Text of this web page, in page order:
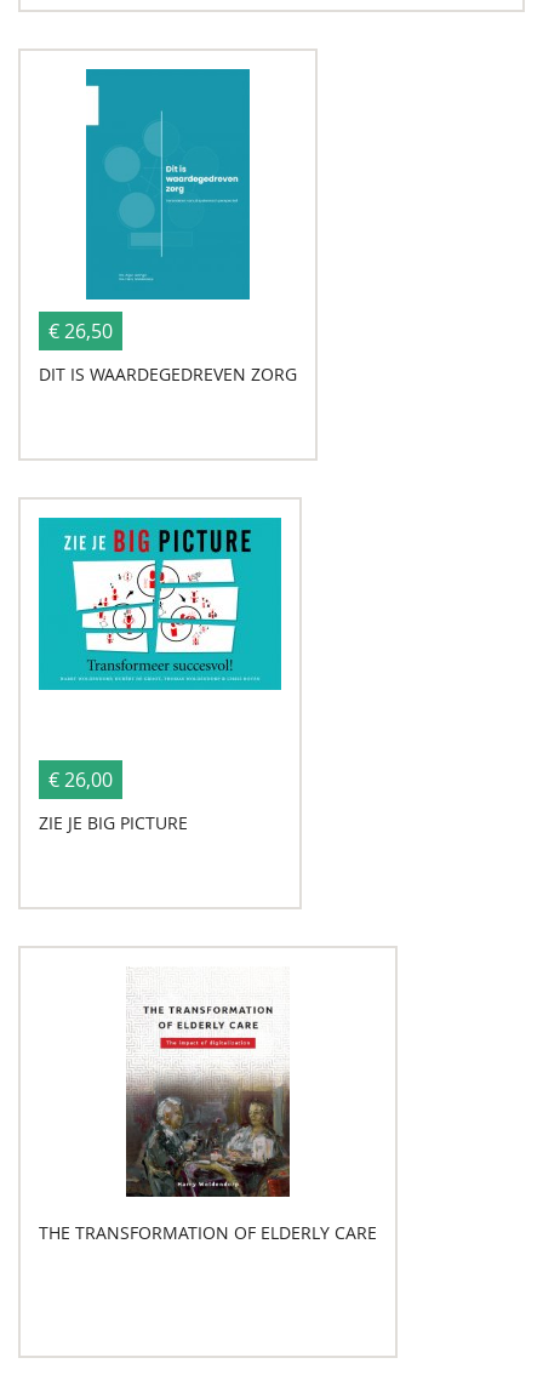
€ 26,50
DIT IS WAARDEGEDREVEN ZORG
€ 26,00
ZIE JE BIG PICTURE
THE TRANSFORMATION OF ELDERLY CARE